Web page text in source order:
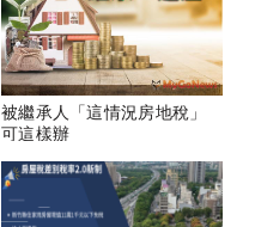
被繼承人「這情況房地稅」
可這樣辦